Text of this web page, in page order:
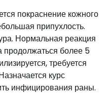
покраснение кожного
припухлость.
Нормальная реакция
продолжаться более 5
требуется
курс
инфицирования раны.